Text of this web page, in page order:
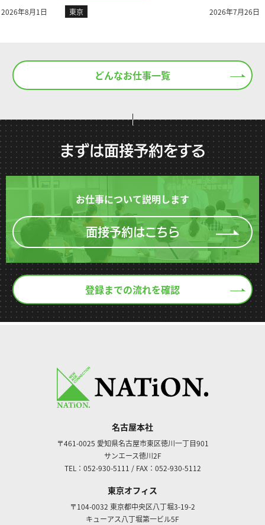
1日 東京 2026年7月26日 東
どんなお仕事一覧
まずは面接予約をする
お仕事について説明します
面接予約はこちら
登録までの流れを確認
名古屋本社
〒461-0025 愛知県名古屋市東区徳川一丁目901
サンエース徳川2F
TEL：052-930-5111 / FAX：052-930-5112
東京オフィス
〒104-0032 東京都中央区八丁堀3-19-2
キューアス八丁堀第一ビル5F